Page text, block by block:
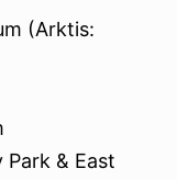
(Arktis:
& East